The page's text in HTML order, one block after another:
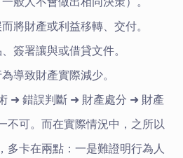
而將財產或利益移轉、交付。
簽署讓與或借貸文件。
為導致財產實際減少。
➜ 錯誤判斷 ➜ 財產處分 ➜ 財產
不可。而在實際情況中，之所以
多卡在兩點：一是難證明行為人